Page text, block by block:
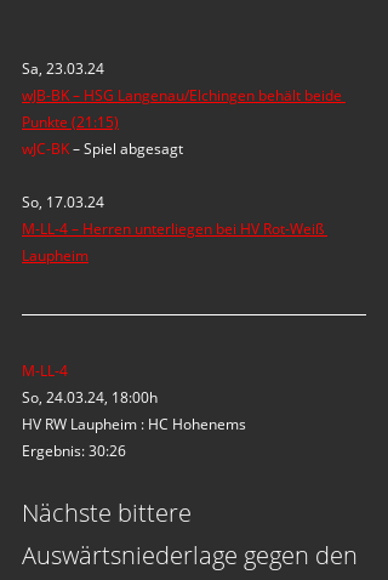
Sa, 23.03.24
wJB-BK – HSG Langenau/Elchingen behält beide
Punkte (21:15)
wJC-BK – Spiel abgesagt
So, 17.03.24
M-LL-4 – Herren unterliegen bei HV Rot-Weiß
Laupheim
M-LL-4
So, 24.03.24, 18:00h
HV RW Laupheim : HC Hohenems
Ergebnis: 30:26
Nächste bittere
Auswärtsniederlage gegen den